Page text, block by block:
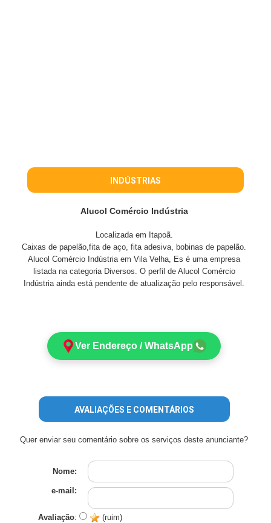
INDÚSTRIAS
Alucol Comércio Indústria
Localizada em Itapoã.
Caixas de papelão,fita de aço, fita adesiva, bobinas de papelão.
Alucol Comércio Indústria em Vila Velha, Es é uma empresa
listada na categoria Diversos. O perfil de Alucol Comércio
Indústria ainda está pendente de atualização pelo responsável.
Ver Endereço / WhatsApp
AVALIAÇÕES E COMENTÁRIOS
Quer enviar seu comentário sobre os serviços deste anunciante?
Nome:
e-mail:
Avaliação:
(ruim)